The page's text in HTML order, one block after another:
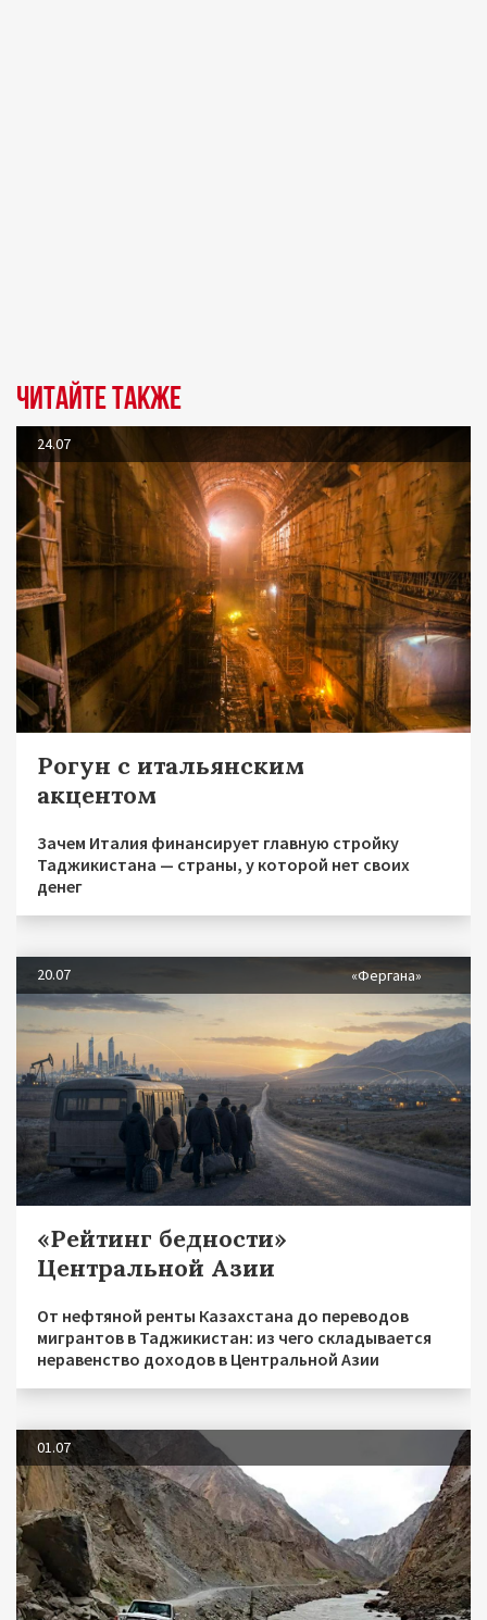
Читайте также
24.07
Рогун с итальянским
акцентом
Зачем Италия финансирует главную стройку
Таджикистана — страны, у которой нет своих
денег
20.07 «Фергана»
«Рейтинг бедности»
Центральной Азии
От нефтяной ренты Казахстана до переводов
мигрантов в Таджикистан: из чего складывается
неравенство доходов в Центральной Азии
01.07